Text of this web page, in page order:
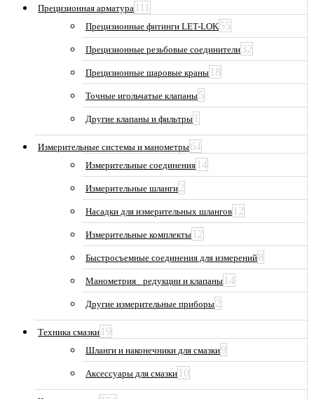
Прецизионная арматура 111
Прецизионные фитинги LET-LOK55
Прецизионные резьбовые соединители32
Прецизионные шаровые краны 18
Точные игольчатые клапаны5
Другие клапаны и фильтры 1
Измерительные системы и манометры64
Измерительные соединения 14
Измерительные шланги2
Насадки для измерительных шлангов 12
Измерительные комплекты 12
Быстросъемные соединения для измерений8
Манометрия_ редукции и клапаны 14
Другие измерительные приборы2
Техника смазки 19
Шланги и наконечники для смазки9
Аксессуары для смазки 10